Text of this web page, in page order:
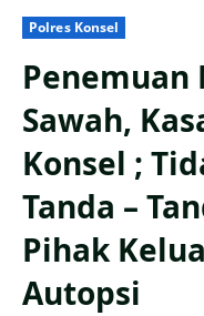
Polres Konsel
Penemuan
Sawah,
Konsel ;
Tanda –
Pihak
Autopsi